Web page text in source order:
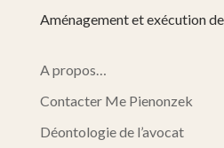
Aménagement et exécution
A propos…
Contacter Me Pienonzek
Déontologie de l’avocat